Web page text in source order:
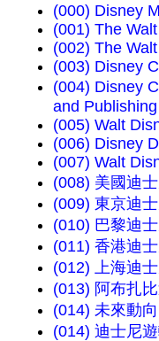
(000) Disney
(001) The
(002) The
(003) Disney
(004) Disney
and Publishing
(005) Walt
(006) Disney
(007) Walt
(008) 美國迪
(009) 東京迪
(010) 巴黎迪
(011) 香港迪
(012) 上海迪
(013) 阿布扎
(014) 未來動
(014) 迪士尼